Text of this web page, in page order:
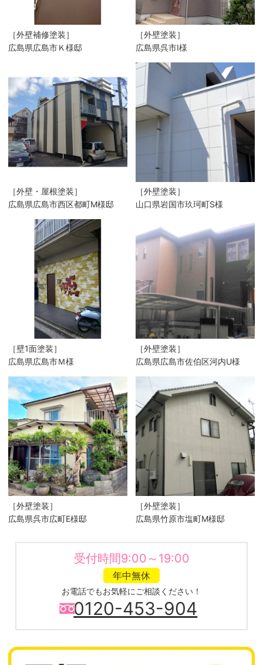
［外壁補修塗装］
広島県広島市Ｋ様邸
［外壁塗装］
広島県呉市I様
［外壁・屋根塗装］
広島県広島市西区都町M様邸
［外壁塗装］
山口県岩国市玖珂町S様
［壁1面塗装］
広島県広島市Ｍ様
［外壁塗装］
広島県広島市佐伯区河内U様
［外壁塗装］
広島県呉市広町E様邸
［外壁塗装］
広島県竹原市塩町M様邸
受付時間9:00～19:00
年中無休
お電話でもお気軽にご相談ください！
0120-453-904